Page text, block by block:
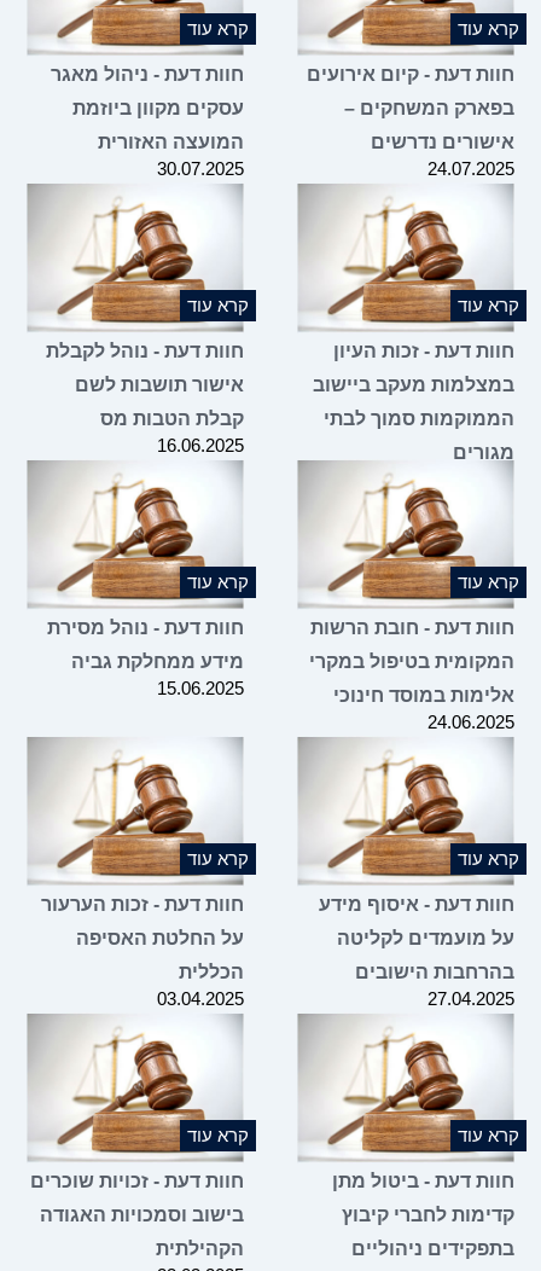
קרא עוד
חוות דעת - קיום אירועים
בפארק המשחקים –
אישורים נדרשים
24.07.2025
קרא עוד
חוות דעת - ניהול מאגר
עסקים מקוון ביוזמת
המועצה האזורית
30.07.2025
קרא עוד
חוות דעת - זכות העיון
במצלמות מעקב ביישוב
הממוקמות סמוך לבתי
מגורים
קרא עוד
חוות דעת - נוהל לקבלת
אישור תושבות לשם
קבלת הטבות מס
16.06.2025
קרא עוד
חוות דעת - חובת הרשות
המקומית בטיפול במקרי
אלימות במוסד חינוכי
24.06.2025
קרא עוד
חוות דעת - נוהל מסירת
מידע ממחלקת גביה
15.06.2025
קרא עוד
חוות דעת - איסוף מידע
על מועמדים לקליטה
בהרחבות הישובים
27.04.2025
קרא עוד
חוות דעת - זכות הערעור
על החלטת האסיפה
הכללית
03.04.2025
קרא עוד
חוות דעת - ביטול מתן
קדימות לחברי קיבוץ
בתפקידים ניהוליים
קרא עוד
חוות דעת - זכויות שוכרים
בישוב וסמכויות האגודה
הקהילתית